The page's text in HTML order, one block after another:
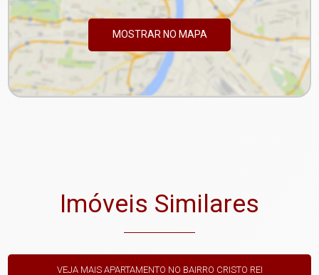
MOSTRAR NO MAPA
Imóveis Similares
VEJA MAIS APARTAMENTO NO BAIRRO CRISTO REI